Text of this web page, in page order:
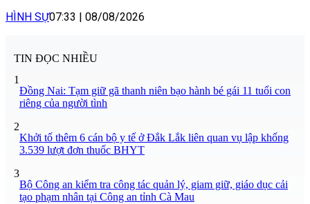
HÌNH SỰ07:33 | 08/08/2026
TIN ĐỌC NHIỀU
1
Đồng Nai: Tạm giữ gã thanh niên bạo hành bé gái 11 tuổi con
riêng của người tình
2
Khởi tố thêm 6 cán bộ y tế ở Đắk Lắk liên quan vụ lập khống
3.539 lượt đơn thuốc BHYT
3
Bộ Công an kiểm tra công tác quản lý, giam giữ, giáo dục cải
tạo phạm nhân tại Công an tỉnh Cà Mau